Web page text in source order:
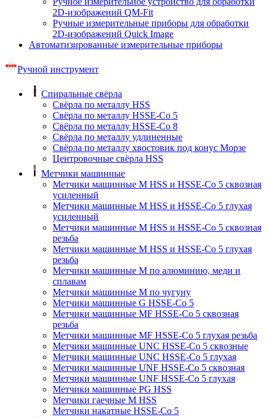
2D-изображений QM-Fit
Ручные измерительные приборы для обработки
2D-изображений Quick Image
Автоматизированные измерительные приборы
Ручной инструмент
Спиральные свёрла
Свёрла по металлу HSS
Свёрла по металлу HSSE-Co 5
Свёрла по металлу HSSE-Co 8
Свёрла по металлу удлиненные
Свёрла по металлу хвостовик под конус Морзе
Центровочные свёрла HSS
Метчики машинные
Метчики машинные M HSS и HSSE-Co 5 сквозная
усиленный
Метчики машинные M HSS и HSSE-Co 5 глухая
усиленный
Метчики машинные M HSS и HSSE-Co 5 сквозная
резьба
Метчики машинные M HSS и HSSE-Co 5 глухая
резьба
Метчики машинные M по алюминию, меди и
сплавам
Метчики машинные M по чугуну
Метчики машинные G HSSE-Co 5
Метчики машинные MF HSSE-Co 5 сквозная
резьба
Метчики машинные MF HSSE-Co 5 глухая резьба
Метчики машинные UNC HSSE-Co 5 сквозные
Метчики машинные UNC HSSE-Co 5 глухая
Метчики машинные UNF HSSE-Co 5 сквозная
Метчики машинные UNF HSSE-Co 5 глухая
Метчики машинные PG HSS
Метчики гаечные M HSS
Метчики накатные HSSE-Co 5